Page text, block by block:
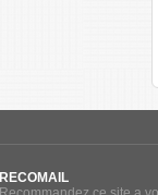
RECOMAIL